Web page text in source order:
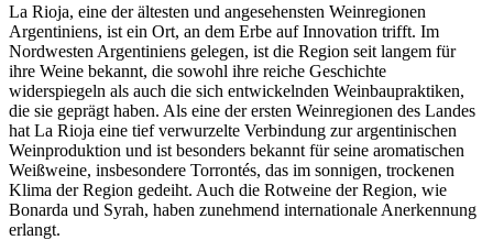
La Rioja, eine der ältesten und angesehensten Weinregionen
Argentiniens, ist ein Ort, an dem Erbe auf Innovation trifft. Im
Nordwesten Argentiniens gelegen, ist die Region seit langem für
ihre Weine bekannt, die sowohl ihre reiche Geschichte
widerspiegeln als auch die sich entwickelnden Weinbaupraktiken,
die sie geprägt haben. Als eine der ersten Weinregionen des Landes
hat La Rioja eine tief verwurzelte Verbindung zur argentinischen
Weinproduktion und ist besonders bekannt für seine aromatischen
Weißweine, insbesondere Torrontés, das im sonnigen, trockenen
Klima der Region gedeiht. Auch die Rotweine der Region, wie
Bonarda und Syrah, haben zunehmend internationale Anerkennung
erlangt.